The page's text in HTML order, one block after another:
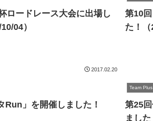
ロードレース大会に出場し
04）
2017.02.20
第10
た！（
Run」を開催しました！
Team
第25
ました